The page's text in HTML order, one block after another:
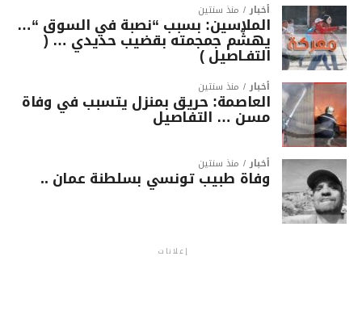
أخبار منذ سنتين
الملاسين: بسبب “نصبة في السوق “…
يهشّم جمجمته بقضيب حديدي … (
التفـاصيل )
أخبار منذ سنتين
العاصمة: حريق بمنزل يتسبب في وفاة
مسن … التفاصيل
أخبار منذ سنتين
وفاة طبيب تونسي بسلطنة عمان ..
إعلانات